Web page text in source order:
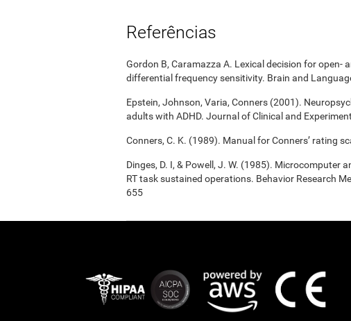
Referências
Gordon B, Caramazza A. Lexical decision for open-
differential frequency sensitivity. Brain and
Epstein, Johnson, Varia, Conners (2001).
adults with ADHD. Journal of Clinical and
Conners, C. K. (1989). Manual for Conners’ rating
Dinges, D. I, & Powell, J. W. (1985). Microcomputer
RT task sustained operations. Behavior Research
655